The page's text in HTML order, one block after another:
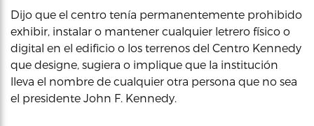
Dijo que el centro tenía permanentemente prohibido
exhibir, instalar o mantener cualquier letrero físico o
digital en el edificio o los terrenos del Centro Kennedy
que designe, sugiera o implique que la institución
lleva el nombre de cualquier otra persona que no sea
el presidente John F. Kennedy.